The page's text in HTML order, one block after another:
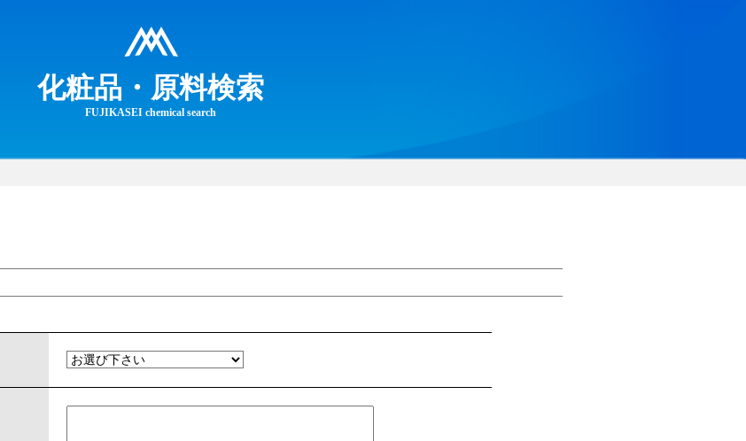
化粧品・原料検索
FUJIKASEI chemical search